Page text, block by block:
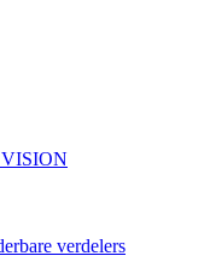
VISION
verdelers